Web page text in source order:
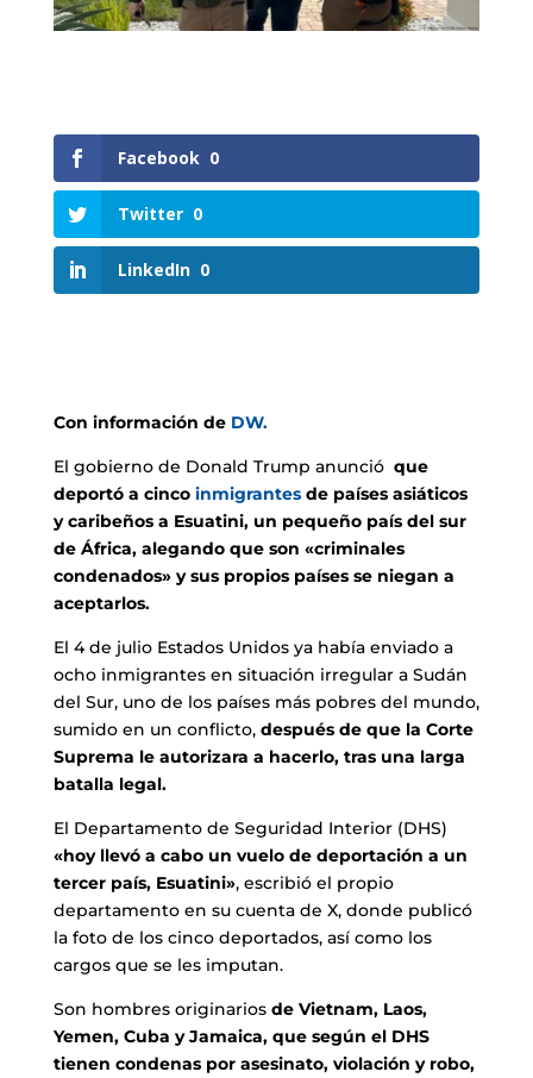
Facebook 0
Twitter 0
LinkedIn 0
Con información de DW.
El gobierno de Donald Trump anunció que
deportó a cincoinmigrantesde países asiáticos
y caribeños a Esuatini, un pequeño país del sur
de África, alegando que son «criminales
condenados» y sus propios países se niegan a
aceptarlos.
El 4 de julio Estados Unidos ya había enviado a
ocho inmigrantes en situación irregular a Sudán
del Sur, uno de los países más pobres del mundo,
sumido en un conflicto, después de que la Corte
Suprema le autorizara a hacerlo, tras una larga
batalla legal.
El Departamento de Seguridad Interior (DHS)
«hoy llevó a cabo un vuelo de deportación a un
tercer país, Esuatini», escribió el propio
departamento en su cuenta de X, donde publicó
la foto de los cinco deportados, así como los
cargos que se les imputan.
Son hombres originariosde Vietnam, Laos,
Yemen, Cuba y Jamaica, que según el DHS
tienen condenas por asesinato, violación y robo,